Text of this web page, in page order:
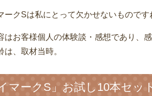
ークSは私にとって欠かせないもので
はお客様個人の体験談・感想であり、
、取材当時。
イマークS」お試し10本セッ